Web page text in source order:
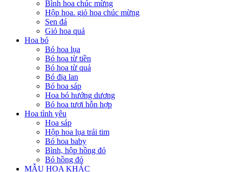
Bình hoa chúc mừng
Hộp hoa. giỏ hoa chúc mừng
Sen đá
Giỏ hoa quả
Hoa bó
Bó hoa lụa
Bó hoa từ tiền
Bó hoa từ quả
Bó địa lan
Bó hoa sáp
Hoa bó hướng dương
Bó hoa tươi hỗn hợp
Hoa tình yêu
Hoa sáp
Hộp hoa lụa trái tim
Bó hoa baby
Bình, hộp hồng đỏ
Bó hồng đỏ
MẪU HOA KHÁC